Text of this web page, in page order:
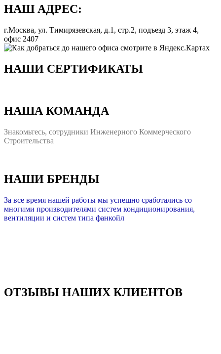
НАШ АДРЕС:
г.Москва, ул. Тимирязевская, д.1, стр.2, подъезд 3, этаж 4,
офис 2407
НАШИ СЕРТИФИКАТЫ
НАША КОМАНДА
Знакомьтесь, сотрудники Инженерного Коммерческого
Строительства
НАШИ БРЕНДЫ
За все время нашей работы мы успешно сработались со
многими производителями систем кондиционирования,
вентиляции и систем типа фанкойл
ОТЗЫВЫ НАШИХ КЛИЕНТОВ